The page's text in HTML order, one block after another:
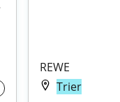
REWE
Trier